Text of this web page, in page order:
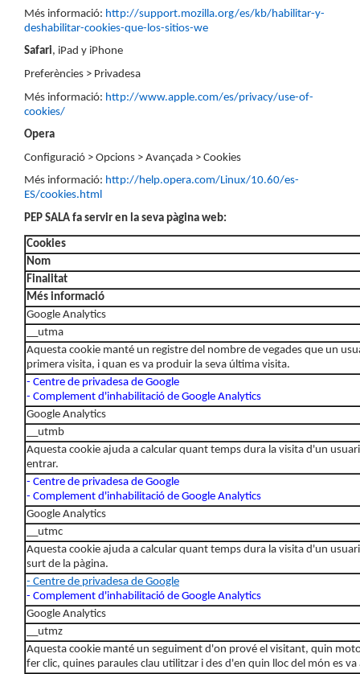
Més informació: http://support.mozilla.org/es/kb/habilitar-y-
deshabilitar-cookies-que-los-sitios-we
Safari, iPad y iPhone
Preferències > Privadesa
Més informació: http://www.apple.com/es/privacy/use-of-
cookies/
Opera
Configuració > Opcions > Avançada > Cookies
Més informació: http://help.opera.com/Linux/10.60/es-
ES/cookies.html
PEP SALA fa servir en la seva pàgina web:
Cookies
Nom
Finalitat
Més informació
Google Analytics
__utma
Aquesta cookie manté un registre del nombre de vegades que un
primera visita, i quan es va produir la seva última visita.
- Centre de privadesa de Google
- Complement d'inhabilitació de Google Analytics
Google Analytics
__utmb
Aquesta cookie ajuda a calcular quant temps dura la visita d'un
entrar.
- Centre de privadesa de Google
- Complement d'inhabilitació de Google Analytics
Google Analytics
__utmc
Aquesta cookie ajuda a calcular quant temps dura la visita d'un
surt de la pàgina.
- Centre de privadesa de Google
- Complement d'inhabilitació de Google Analytics
Google Analytics
__utmz
Aquesta cookie manté un seguiment d'on prové el visitant, quin
fer clic, quines paraules clau utilitzar i des d'en quin lloc del món es va